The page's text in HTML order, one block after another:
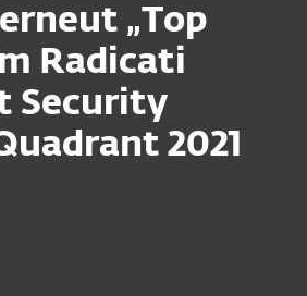
erneut „Top
Radicati
Security
2021